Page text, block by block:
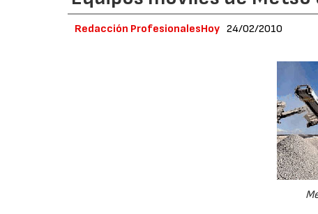
Redacción ProfesionalesHoy 24/02/2010